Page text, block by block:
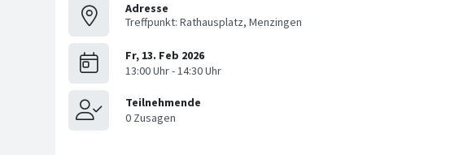
Adresse
Treffpunkt: Rathausplatz, Menzingen